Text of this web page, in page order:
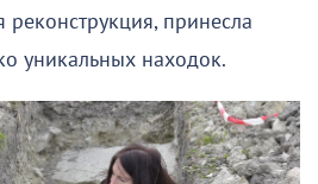
реконструкция, принесла
уникальных находок.